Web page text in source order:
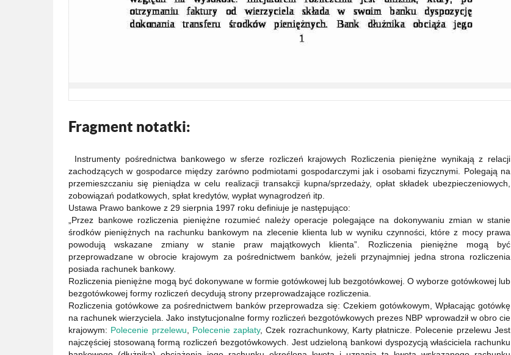
Fragment notatki:
Instrumenty pośrednictwa bankowego w sferze rozliczeń krajowych Rozliczenia pieniężne wynikają z relacji
zachodzących w gospodarce między zarówno podmiotami gospodarczymi jak i osobami fizycznymi. Polegają na
przemieszczaniu się pieniądza w celu realizacji transakcji kupna/sprzedaży, opłat składek ubezpieczeniowych,
zobowiązań podatkowych, spłat kredytów, wypłat wynagrodzeń itp.
Ustawa Prawo bankowe z 29 sierpnia 1997 roku definiuje je następująco:
„Przez bankowe rozliczenia pieniężne rozumieć należy operacje polegające na dokonywaniu zmian w stanie
środków pieniężnych na rachunku bankowym na zlecenie klienta lub w wyniku czynności, które z mocy prawa
powodują wskazane zmiany w stanie praw majątkowych klienta”. Rozliczenia pieniężne mogą być
przeprowadzane w obrocie krajowym za pośrednictwem banków, jeżeli przynajmniej jedna strona rozliczenia
posiada rachunek bankowy.
Rozliczenia pieniężne mogą być dokonywane w formie gotówkowej lub bezgotówkowej. O wyborze gotówkowej lub
bezgotówkowej formy rozliczeń decydują strony przeprowadzające rozliczenia.
Rozliczenia gotówkowe za pośrednictwem banków przeprowadza się: Czekiem gotówkowym, Wpłacając gotówkę
na rachunek wierzyciela. Jako instytucjonalne formy rozliczeń bezgotówkowych prezes NBP wprowadził w obro cie
krajowym: Polecenie przelewu Polecenie zapłaty, Czek rozrachunkowy, Karty płatnicze. Polecenie przelewu Jest
najczęściej stosowaną formą rozliczeń bezgotówkowych. Jest udzieloną bankowi dyspozycją właściciela rachunku